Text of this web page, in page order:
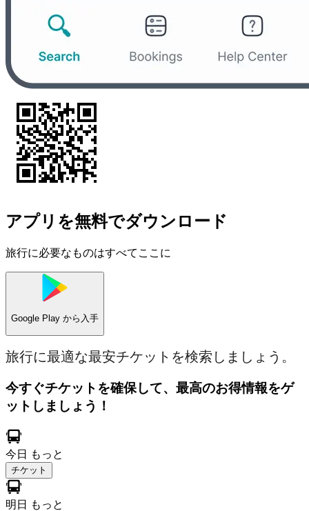
アプリを無料でダウンロード
旅行に必要なものはすべてここに
Google Play から入手
旅行に最適な最安チケットを検索しましょう。
今すぐチケットを確保して、最高のお得情報をゲ
ットしましょう！
今日 もっと
チケット
明日 もっと